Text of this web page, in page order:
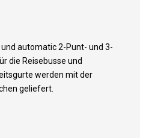
automatic 2-Punt- und 3-
die Reisebusse und
werden mit der
geliefert.